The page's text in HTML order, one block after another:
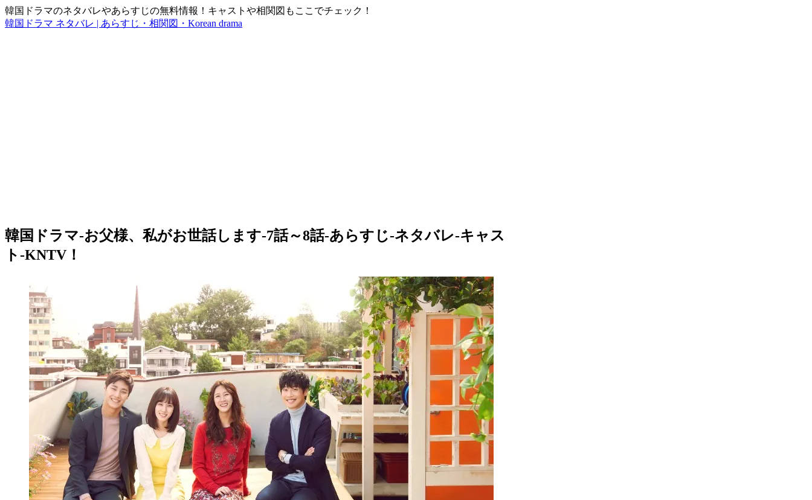
韓国ドラマのネタバレやあらすじの無料情報！キャストや相関図もここでチェック！
韓国ドラマ ネタバレ | あらすじ・相関図・Korean drama
韓国ドラマ-お父様、私がお世話します-7話～8話-あらすじ-ネタバレ-キャス
ト-KNTV！